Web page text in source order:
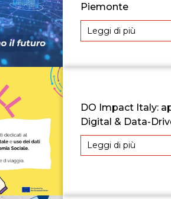
Piemonte
Leggi di più
DO Impact Italy:
Digital & Data-
Leggi di più